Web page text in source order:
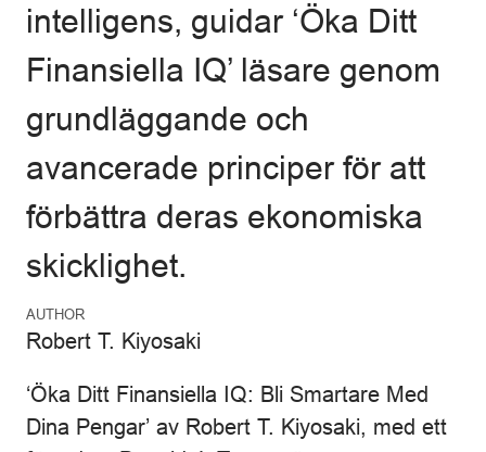
intelligens, guidar ‘Öka Ditt
Finansiella IQ’ läsare genom
grundläggande och
avancerade principer för att
förbättra deras ekonomiska
skicklighet.
AUTHOR
Robert T. Kiyosaki
‘Öka Ditt Finansiella IQ: Bli Smartare Med
Dina Pengar’ av Robert T. Kiyosaki, med ett